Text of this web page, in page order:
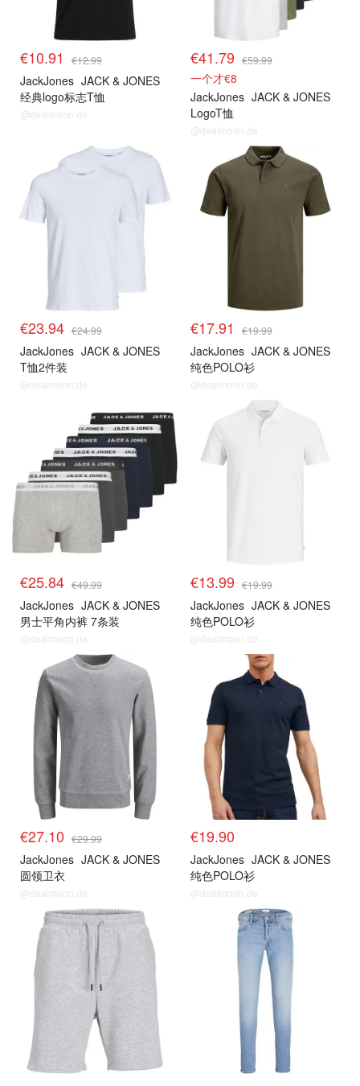
€10.91 €12.99
JackJones JACK & JONES
经典logo标志T恤
@dealmoon.de
€41.79 €59.99
一个才€8
JackJones JACK & JONES
LogoT恤
@dealmoon.de
€23.94 €24.99
JackJones JACK & JONES
T恤2件装
@dealmoon.de
€17.91 €19.99
JackJones JACK & JONES
纯色POLO衫
@dealmoon.de
€25.84 €49.99
JackJones JACK & JONES
男士平角内裤 7条装
@dealmoon.de
€13.99 €19.99
JackJones JACK & JONES
纯色POLO衫
@dealmoon.de
€27.10 €29.99
JackJones JACK & JONES
圆领卫衣
@dealmoon.de
€19.90
JackJones JACK & JONES
纯色POLO衫
@dealmoon.de